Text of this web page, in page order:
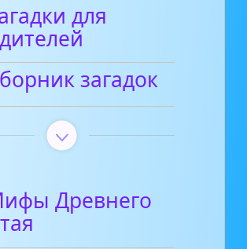
для
загадок
Древнего